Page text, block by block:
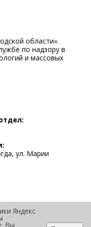
области».
по надзору в
и массовых
решения о
центр
Вологодская обл., г.
Григорьевна
данных
информации
достоверность
объявлениях.
ул. Марии
Яндекс
Вы